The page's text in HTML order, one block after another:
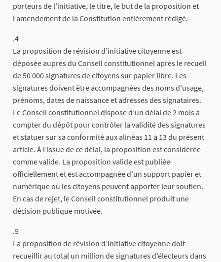
porteurs de l’initiative, le titre, le but de la proposition et
l’amendement de la Constitution entièrement rédigé.
.4
La proposition de révision d’initiative citoyenne est
déposée auprès du Conseil constitutionnel après le recueil
de 50 000 signatures de citoyens sur papier libre. Les
signatures doivent être accompagnées des noms d’usage,
prénoms, dates de naissance et adresses des signataires.
Le Conseil constitutionnel dispose d’un délai de 2 mois à
compter du dépôt pour contrôler la validité des signatures
et statuer sur sa conformité aux alinéas 11 à 13 du présent
article. À l’issue de ce délai, la proposition est considérée
comme valide. La proposition valide est publiée
officiellement et est accompagnée d’un support papier et
numérique où les citoyens peuvent apporter leur soutien.
En cas de rejet, le Conseil constitutionnel produit une
décision publique motivée.
.5
La proposition de révision d’initiative citoyenne doit
recueillir au total un million de signatures d’électeurs dans